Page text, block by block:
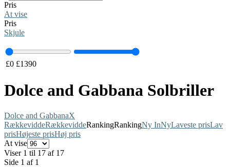
Pris
At vise
Pris
Skjule
£0 £1390
Dolce and Gabbana Solbriller
Dolce and GabbanaX
RækkeviddeRækkeviddeRankingRankingNy InNyLaveste prisLav
prisHøjeste prisHøj pris
At vise
Viser 1 til 17 af 17
Side 1 af 1